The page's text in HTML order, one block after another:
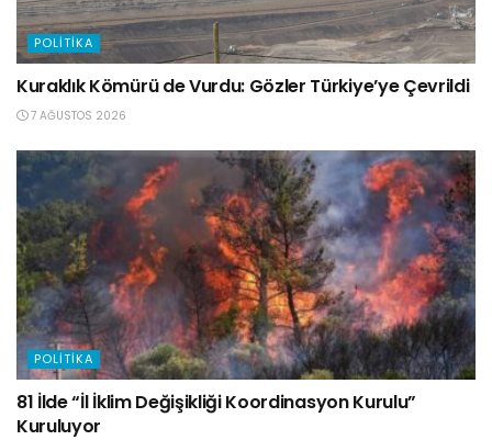
POLITIKA
Kuraklık Kömürü de Vurdu: Gözler Türkiye’ye Çevrildi
7 AĞUSTOS 2026
POLITIKA
81 İlde “İl İklim Değişikliği Koordinasyon Kurulu”
Kuruluyor